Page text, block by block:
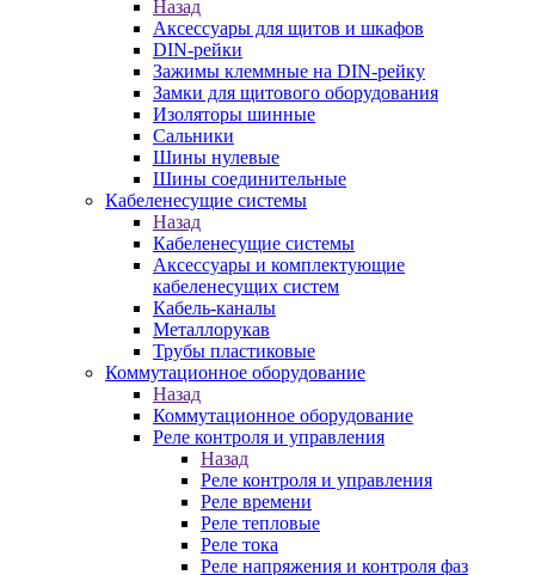
Назад
Аксессуары для щитов и шкафов
DIN-рейки
Зажимы клеммные на DIN-рейку
Замки для щитового оборудования
Изоляторы шинные
Сальники
Шины нулевые
Шины соединительные
Кабеленесущие системы
Назад
Кабеленесущие системы
Аксессуары и комплектующие
кабеленесущих систем
Кабель-каналы
Металлорукав
Трубы пластиковые
Коммутационное оборудование
Назад
Коммутационное оборудование
Реле контроля и управления
Назад
Реле контроля и управления
Реле времени
Реле тепловые
Реле тока
Реле напряжения и контроля фаз